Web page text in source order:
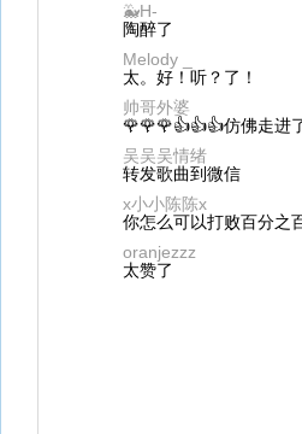
🐳H-
陶醉了
Melody _
太。好！听？了！
帅哥外婆
🌹🌹🌹👍👍👍仿佛走进
吴吴吴情绪
转发歌曲到微信
x小小陈陈x
你怎么可以打败百分之
oranjezzz
太赞了